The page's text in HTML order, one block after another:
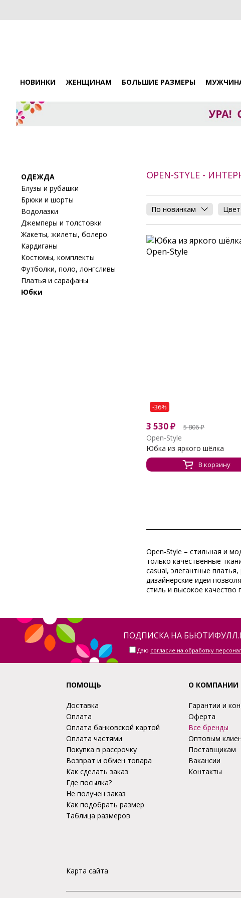
НОВИНКИ ЖЕНЩИНАМ БОЛЬШИЕ РАЗМЕРЫ
ОДЕЖДА
Блузы и рубашки
Брюки и шорты
Водолазки
Джемперы и толстовки
Жакеты, жилеты, болеро
Кардиганы
Костюмы, комплекты
Футболки, поло, лонгсливы
Платья и сарафаны
Юбки
OPEN-STYLE -
По новинкам
-36%
3 530₽ 5 806₽
Open-Style
Юбка из яркого шёлка
В корзину
Open-Style – стильная и
только качественные
casual, элегантные
дизайнерские идеи
стиль и высокое качество
ПОДПИСКА НА
Даю согласие на обработку
ПОМОЩЬ
Доставка
Оплата
Оплата банковской картой
Оплата частями
Покупка в рассрочку
Возврат и обмен товара
Как сделать заказ
Где посылка?
Не получен заказ
Как подобрать размер
Таблица размеров
Карта сайта
О КОМПАНИИ
Гарантии и
Оферта
Все бренды
Оптовым
Поставщикам
Вакансии
Контакты